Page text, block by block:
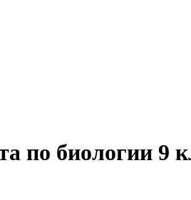
по биологии 9